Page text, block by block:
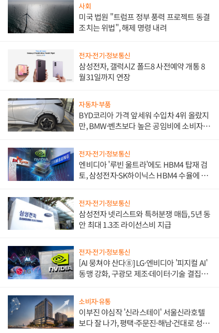
사회
미국 법원 "트럼프 정부 풍력 프로젝트 동결
조치는 위법", 해제 명령 내려
전자·전기·정보통신
삼성전자, 갤럭시Z 폴드8 사전예약 개통 8
월31일까지 연장
자동차·부품
BYD코리아 가격 앞세워 수입차 4위 올랐지
만, BMW·벤츠보다 높은 공임비에 소비자
전자·전기·정보통신
엔비디아 '루빈 울트라'에도 HBM4 탑재 검
토, 삼성전자·SK하이닉스 HBM4 수율에 주
전자·전기·정보통신
삼성전자 넷리스트와 특허분쟁 매듭, 5년 동
안 최대 1.3조 라이선스비 지급
전자·전기·정보통신
[AI 뭉쳐야 산다⑧] LG·엔비디아 '피지컬 AI'
동맹 강화, 구광모 제조·데이터·기술 결집
소비자·유통
이부진 야심작 '신라스테이' 서울신라호텔
보다 잘 나가, 평택·주문진·해남·건대로 성